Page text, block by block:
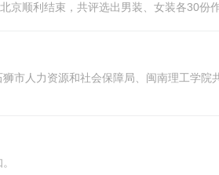
京顺利结束，共评选出男装、女装各30份
市人力资源和社会保障局、闽南理工学院